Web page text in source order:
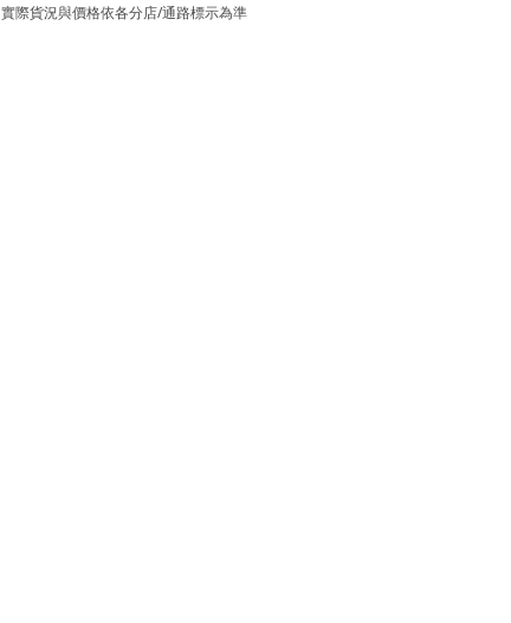
實際貨況與價格依各分店/通路標示為準